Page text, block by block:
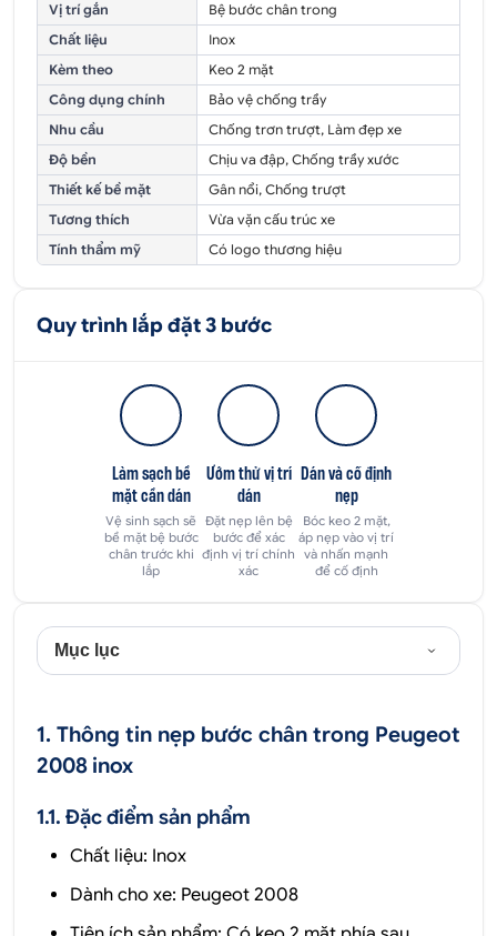
Vị trí gắn
Bệ bước chân trong
Chất liệu
Inox
Kèm theo
Keo 2 mặt
Công dụng chính
Bảo vệ chống trầy
Nhu cầu
Chống trơn trượt, Làm đẹp xe
Độ bền
Chịu va đập, Chống trầy xước
Thiết kế bề mặt
Gân nổi, Chống trượt
Tương thích
Vừa vặn cấu trúc xe
Tính thẩm mỹ
Có logo thương hiệu
Quy trình lắp đặt 3 bước
Làm sạch bề
mặt cần dán
Vệ sinh sạch sẽ
bề mặt bệ bước
chân trước khi
lắp
Ướm thử vị trí
dán
Đặt nẹp lên bệ
bước để xác
định vị trí chính
xác
Dán và cố định
nẹp
Bóc keo 2 mặt,
áp nẹp vào vị trí
và nhấn mạnh
để cố định
Mục lục
1. Thông tin nẹp bước chân trong Peugeot
2008 inox
1.1. Đặc điểm sản phẩm
Chất liệu: Inox
Dành cho xe: Peugeot 2008